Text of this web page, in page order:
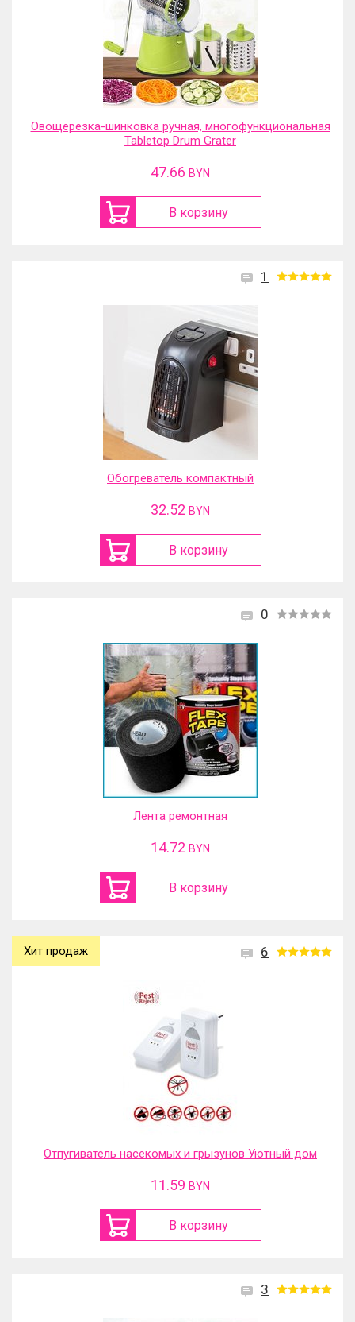
Овощерезка-шинковка ручная, многофункциональная
Tabletop Drum Grater
47.66 BYN
В корзину
1
Обогреватель компактный
32.52 BYN
В корзину
0
Лента ремонтная
14.72 BYN
В корзину
6
Хит продаж
Отпугиватель насекомых и грызунов Уютный дом
11.59 BYN
В корзину
3